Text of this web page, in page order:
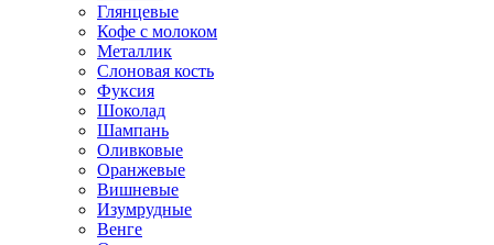
Глянцевые
Кофе с молоком
Металлик
Слоновая кость
Фуксия
Шоколад
Шампань
Оливковые
Оранжевые
Вишневые
Изумрудные
Венге